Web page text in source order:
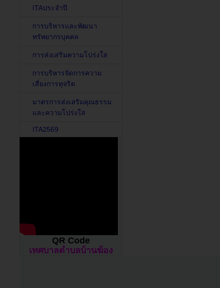
ITAประจำปี
การบริหารและพัฒนา
ทรัพยากรบุคคล
การส่งเสริมความโปร่งใส
การบริหารจัดการความ
เสี่ยงการทุจริต
มาตรการส่งเสริมคุณธรรม
และความโปร่งใส
ITA2569
QR Code
เทศบาลตำบลบ้านฆ้อง